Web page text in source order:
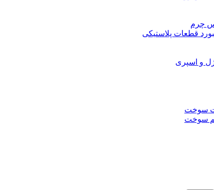
چرم
قطعات پلاستیکی
و اسپری
سوخت
سوخت